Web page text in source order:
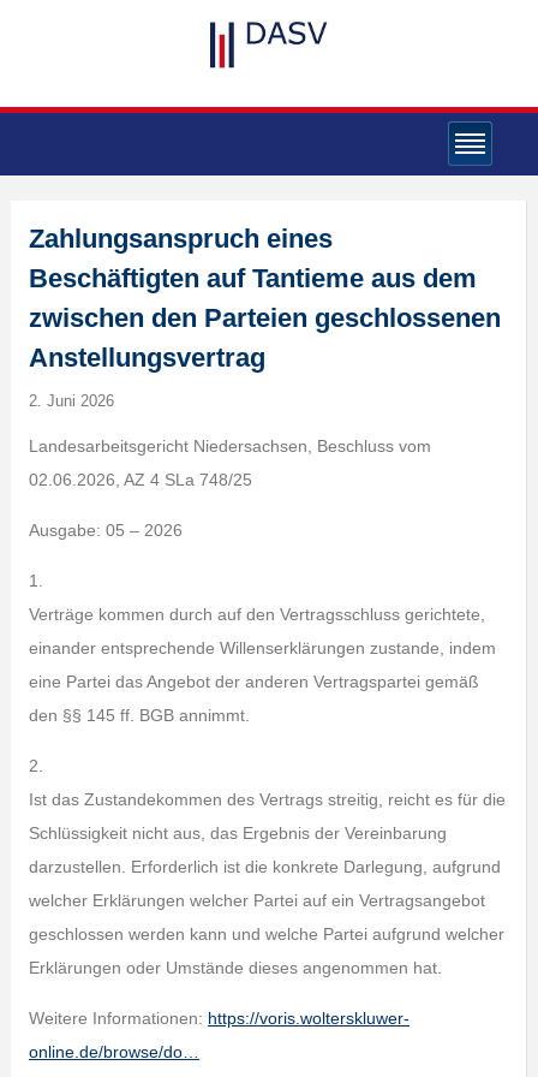
Zahlungsanspruch eines
Beschäftigten auf Tantieme aus dem
zwischen den Parteien geschlossenen
Anstellungsvertrag
2. Juni 2026
Landesarbeitsgericht Niedersachsen, Beschluss vom
02.06.2026, AZ 4 SLa 748/25
Ausgabe: 05 – 2026
1.
Verträge kommen durch auf den Vertragsschluss gerichtete,
einander entsprechende Willenserklärungen zustande, indem
eine Partei das Angebot der anderen Vertragspartei gemäß
den §§ 145 ff. BGB annimmt.
2.
Ist das Zustandekommen des Vertrags streitig, reicht es für die
Schlüssigkeit nicht aus, das Ergebnis der Vereinbarung
darzustellen. Erforderlich ist die konkrete Darlegung, aufgrund
welcher Erklärungen welcher Partei auf ein Vertragsangebot
geschlossen werden kann und welche Partei aufgrund welcher
Erklärungen oder Umstände dieses angenommen hat.
Weitere Informationen: https://voris.wolterskluwer-
online.de/browse/do…